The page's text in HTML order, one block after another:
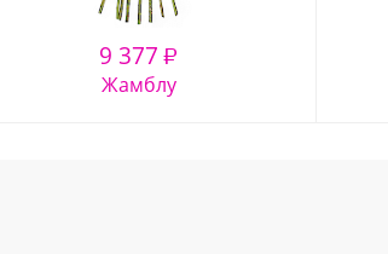
9 377 ₽
Жамблу